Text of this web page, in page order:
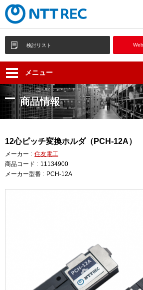
検討リスト
メニュー
商品情報
12心ピッチ変換ホルダ（PCH-12A）
メーカー : 住友電工
商品コード : 11134900
メーカー型番 : PCH-12A